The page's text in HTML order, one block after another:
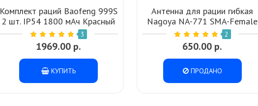
Комплект раций Baofeng 999S
2 шт. IP54 1800 мАч Красный
3
1969.00 р.
КУПИТЬ
Антенна для рации гибкая
Nagoya NA-771 SMA-Female
Зеленая Тайвань UHF VHF
2
650.00 р.
ПРОДАНО